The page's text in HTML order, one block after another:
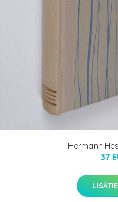
Hermann
37